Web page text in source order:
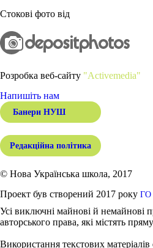
Стокові фото від
Розробка веб-сайту "Activemedia"
Напишіть нам
Банери НУШ
Редакційна політика
© Нова Українська школа, 2017
Проект був створений 2017 року ГО
Усі виключні майнові й немайнові
авторського права, які містять
Використання текстових